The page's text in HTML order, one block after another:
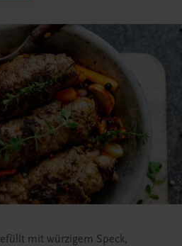
mit würzigem Speck,